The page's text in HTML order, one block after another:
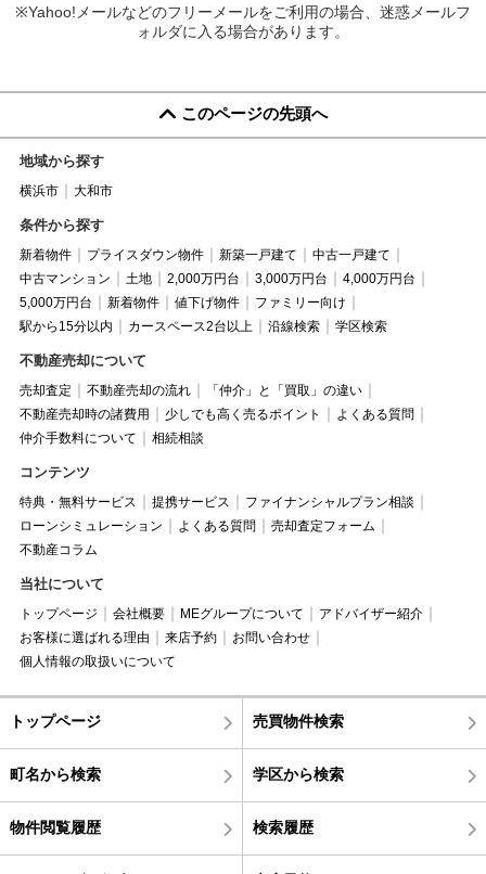
※Yahoo!メールなどのフリーメールをご利用の場合、迷惑メールフ
ォルダに入る場合があります。
このページの先頭へ
地域から探す
横浜市 大和市
条件から探す
新着物件 プライスダウン物件 新築一戸建て
中古一戸建て
中古マンション
土地 2,000万円台 3,000万円台
4,000万円台
5,000万円台
新着物件 値下げ物件
ファミリー向け
駅から15分以内
カースペース2台以上 沿線検索 学区検索
不動産売却について
売却査定 不動産売却の流れ
「仲介」と「買取」の違い
不動産売却時の諸費用
少しでも高く売るポイント
よくある質問
仲介手数料について
相続相談
コンテンツ
特典・無料サービス 提携サービス
ファイナンシャルプラン相談
ローンシミュレーション
よくある質問
売却査定フォーム
不動産コラム
当社について
トップページ 会社概要 MEグループについて
アドバイザー紹介
お客様に選ばれる理由
来店予約
お問い合わせ
個人情報の取扱いについて
トップページ 売買物件検索
町名から検索 学区から検索
物件閲覧履歴 検索履歴